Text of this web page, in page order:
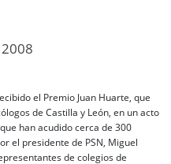
el Premio Juan Huarte, que
de Castilla y León, en un acto
han acudido cerca de 300
el presidente de PSN, Miguel
de colegios de